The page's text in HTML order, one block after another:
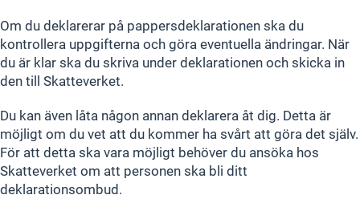
Om du deklarerar på pappersdeklarationen ska du
kontrollera uppgifterna och göra eventuella ändringar. När
du är klar ska du skriva under deklarationen och skicka in
den till Skatteverket.
Du kan även låta någon annan deklarera åt dig. Detta är
möjligt om du vet att du kommer ha svårt att göra det själv.
För att detta ska vara möjligt behöver du ansöka hos
Skatteverket om att personen ska bli ditt
deklarationsombud.